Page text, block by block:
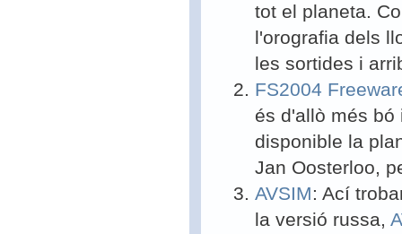
tot el planeta.
l'orografia dels
les sortides i
FS2004
és d'allò més bó
disponible la
Jan Oosterloo,
AVSIM: Ací
la versió russa,